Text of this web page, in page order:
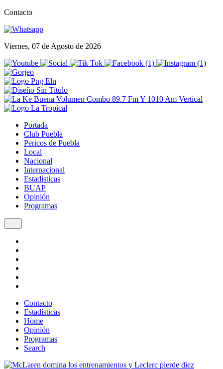
Contacto
Viernes, 07 de Agosto de 2026
Portada
Club Puebla
Pericos de Puebla
Local
Nacional
Internacional
Estadísticas
BUAP
Opinión
Programas
Contacto
Estadísticas
Home
Opinión
Programas
Search